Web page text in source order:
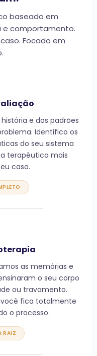
baseado em
e comportamento.
Focado em
e dos padrões
Identifico os
do seu sistema
terapêutica mais
caso.
as memórias e
o seu corpo
ou travamento.
fica totalmente
o processo.
RAIZ